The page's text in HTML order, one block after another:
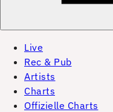
Live
Rec & Pub
Artists
Charts
Offizielle Charts